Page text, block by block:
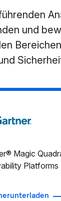
und
Magic
Platforms